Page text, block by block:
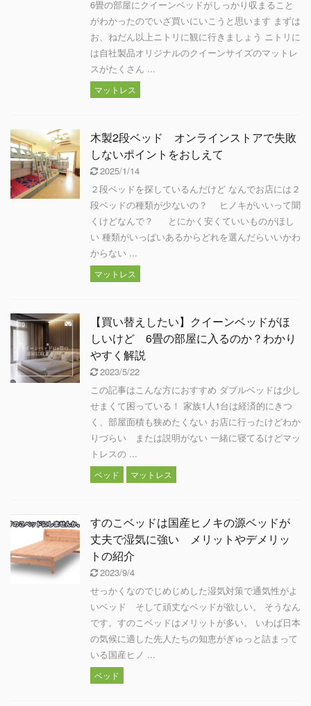
6畳の部屋にクイーンベッドがしっかり収まること
がわかったのでいざ買いにいこうと思います まずは
お、ねだん以上ニトリに観に行きましょう ニトリに
は自社製品オリジナルのクイーンサイズのマットレ
スがたくさん ...
マットレス
木製2段ベッド オンラインストアで失敗
しないポイントをおしえて
2025/1/14
２段ベッドを探しているんだけど なんでお店には２
段ベッドの種類が少ないの？ ヒノキがいいって聞
くけどなんで？ とにかく安くていいものがほし
い 種類がいっぱいあるからどれを選んだらいいかわ
からない ...
マットレス
【買い替えしたい】クイーンベッドがほ
しいけど 6畳の部屋に入るのか？わかり
やすく解説
2023/5/22
この記事はこんな方におすすめ ダブルベッドは少し
せまくて困っている！ 家族1人1台は経済的にきつ
く、部屋面積も狭めたくない お店に行ったけどわか
りづらい または説明がない 一緒に寝てるけどマッ
トレスの ...
ベッド マットレス
すのこベッドは国産ヒノキの源ベッドが
丈夫で湿気に強い メリットやデメリッ
トの紹介
2023/9/4
せっかくなのでじめじめした湿気対策で通気性がよ
いベッド そして頑丈なベッドが欲しい。 そうなん
です。すのこベッドはメリットが多い。 いわば日本
の気候に適した先人たちの知恵がぎゅっと詰まって
いる国産ヒノ ...
ベッド